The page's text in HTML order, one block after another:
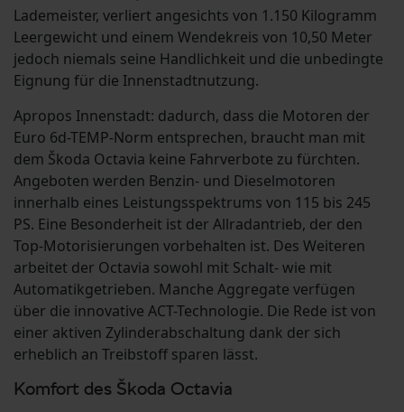
Lademeister, verliert angesichts von 1.150 Kilogramm
Leergewicht und einem Wendekreis von 10,50 Meter
jedoch niemals seine Handlichkeit und die unbedingte
Eignung für die Innenstadtnutzung.
Apropos Innenstadt: dadurch, dass die Motoren der
Euro 6d-TEMP-Norm entsprechen, braucht man mit
dem Škoda Octavia keine Fahrverbote zu fürchten.
Angeboten werden Benzin- und Dieselmotoren
innerhalb eines Leistungsspektrums von 115 bis 245
PS. Eine Besonderheit ist der Allradantrieb, der den
Top-Motorisierungen vorbehalten ist. Des Weiteren
arbeitet der Octavia sowohl mit Schalt- wie mit
Automatikgetrieben. Manche Aggregate verfügen
über die innovative ACT-Technologie. Die Rede ist von
einer aktiven Zylinderabschaltung dank der sich
erheblich an Treibstoff sparen lässt.
Komfort des Škoda Octavia